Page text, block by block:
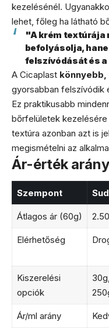
kezelésénél.
lehet, főleg ha látható
"A krém textúrája
befolyásolja,
felszívódását és
A Cicaplast
gyorsabban felszívódik
Ez praktikusabb
bőrfelületek kezelésére
textúra azonban azt is
megismételni az
Ár-érték
Szempont
Átlagos ár (60g)
Elérhetőség
Kiszerelési
opciók
Ár/ml arány